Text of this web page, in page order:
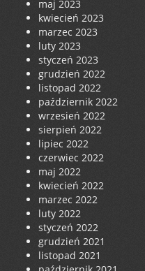
maj 2023
kwiecień 2023
marzec 2023
luty 2023
styczeń 2023
grudzień 2022
listopad 2022
październik 2022
wrzesień 2022
sierpień 2022
lipiec 2022
czerwiec 2022
maj 2022
kwiecień 2022
marzec 2022
luty 2022
styczeń 2022
grudzień 2021
listopad 2021